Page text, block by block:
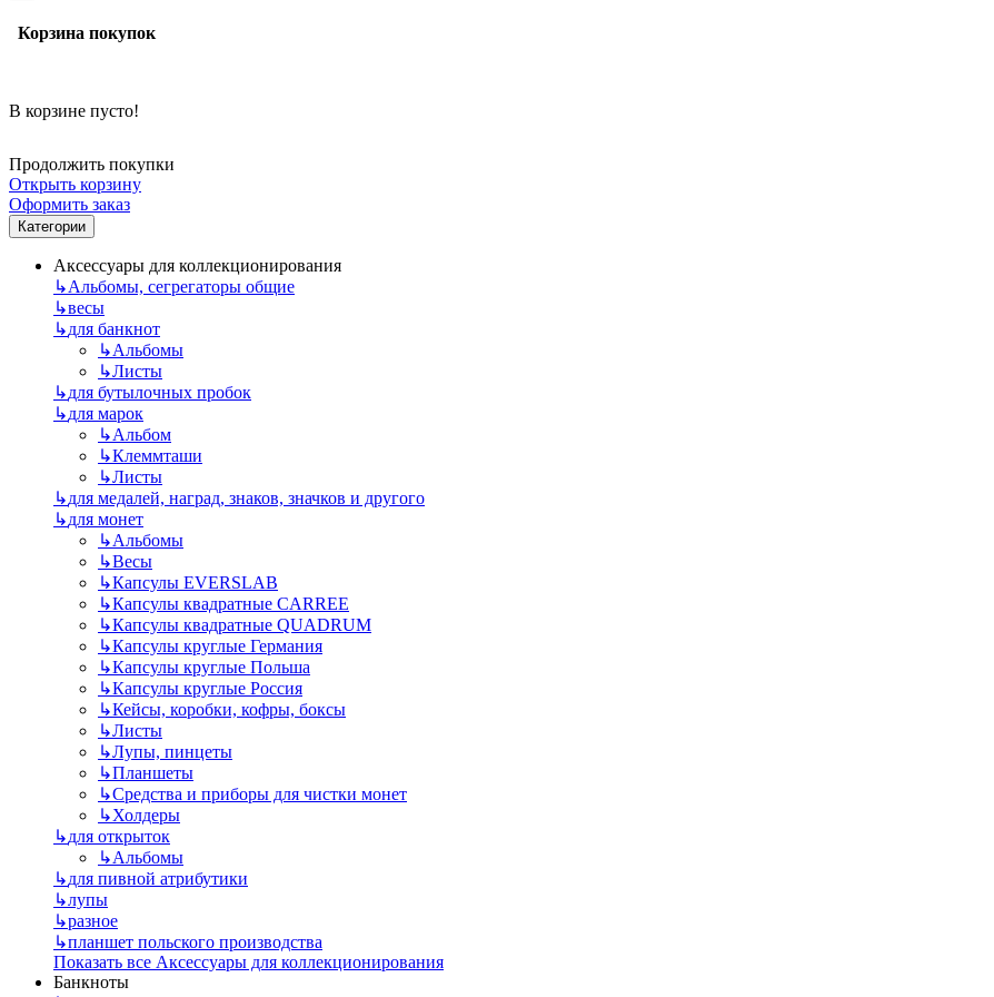
Корзина покупок
В корзине пусто!
Продолжить покупки
Открыть корзину
Оформить заказ
Категории
Аксессуары для коллекционирования
↳Альбомы, сегрегаторы общие
↳весы
↳для банкнот
↳Альбомы
↳Листы
↳для бутылочных пробок
↳для марок
↳Альбом
↳Клеммташи
↳Листы
↳для медалей, наград, знаков, значков и другого
↳для монет
↳Альбомы
↳Весы
↳Капсулы EVERSLAB
↳Капсулы квадратные CARREE
↳Капсулы квадратные QUADRUM
↳Капсулы круглые Германия
↳Капсулы круглые Польша
↳Капсулы круглые Россия
↳Кейсы, коробки, кофры, боксы
↳Листы
↳Лупы, пинцеты
↳Планшеты
↳Средства и приборы для чистки монет
↳Холдеры
↳для открыток
↳Альбомы
↳для пивной атрибутики
↳лупы
↳разное
↳планшет польского производства
Показать все Аксессуары для коллекционирования
Банкноты